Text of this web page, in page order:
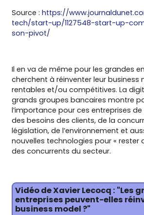
Source : https://
tech/start-up/1127548-start-up-
son-pivot/
Il en va de même pour les grandes
cherchent à réinventer leur business
rentables et/ou compétitives. La
grands groupes bancaires montre
l’importance pour ces entreprises de
des besoins des clients, de la
législation, de l’environnement et
nouvelles technologies pour « rester
des concurrents du secteur.
Vidéo de Xavier Lecocq : "Les
entreprises peuvent-elles
business model ?"